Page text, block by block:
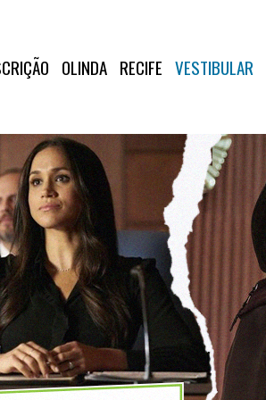
OLINDA RECIFE VESTIBULAR